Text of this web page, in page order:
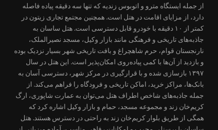
از جمله ایستگاه مترو و اتوبوس زندیه که تنها سه دقیقه پیاده فاصله
دارد، از مزایای اقامت در هتل است. همچنین مجتمع تجاری زیتون در
کمتر از ۱۰ دقیقه با خودرو قابل دسترسی است. هتل ساسان به
جاذبه‌های تاریخی و فرهنگی مانند بازار وکیل، مسجد نصیرالملک،
نارنجستان قوام، حرم شاهچراغ و بافت تاریخی شهر بسیار نزدیک بوده
و بازدید از آن‌ها با کمی پیاده‌روی امکان‌پذیر است. این هتل در سال
۱۳۹۷ بازسازی شده و با قرارگیری در مرکز شهر، دسترسی آسان به
بانک‌ها، مراکز خرید، اماکن تاریخی و فرودگاه را فراهم می‌کند. از
جمله جاذبه‌های شاخص اطراف هتل می‌توان به عمارت شاپوری، ارگ
کریم‌خان زند و مجموعه مسجد، حمام و بازار وکیل اشاره کرد که
همگی از طریق بلوار کریم‌خان زند به راحتی در دسترس هستند. هتل